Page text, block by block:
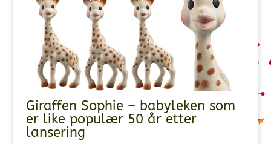
Giraffen Sophie – babyleken som
er like populær 50 år etter
lansering